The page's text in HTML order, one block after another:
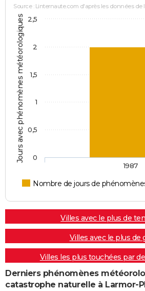
Jours avec phénomènes météorologiques
Source : Linternaute.com d'après les données de
Nombre de jours de
1987
0
0,5
1
1,5
2
2,5
Villes avec le plus de
Villes avec le plus de
Villes les plus touchées par
Derniers phénomènes
catastrophe naturelle à Larmor-